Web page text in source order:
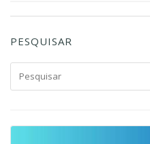
PESQUISAR